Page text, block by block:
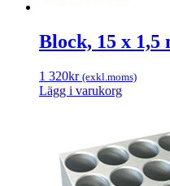
Block, 15 x 1,5
1 320kr (exkl.moms)
Lägg i varukorg